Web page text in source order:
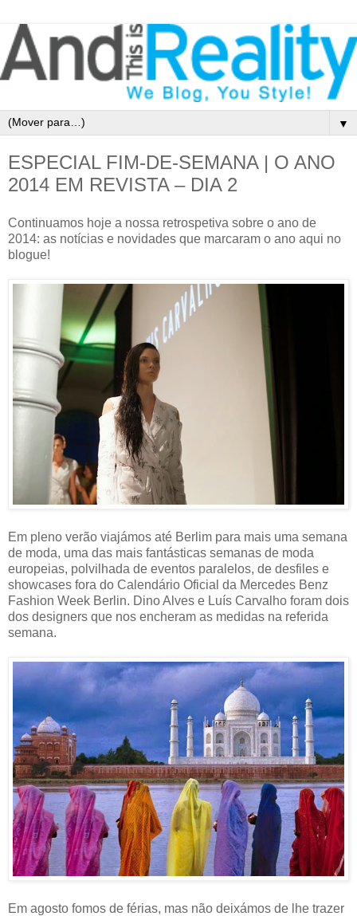
▼
ESPECIAL FIM-DE-SEMANA | O ANO
2014 EM REVISTA – DIA 2
Continuamos hoje a nossa retrospetiva sobre o ano de
2014: as notícias e novidades que marcaram o ano aqui no
blogue!
Em pleno verão viajámos até Berlim para mais uma semana
de moda, uma das mais fantásticas semanas de moda
europeias, polvilhada de eventos paralelos, de desfiles e
showcases fora do Calendário Oficial da Mercedes Benz
Fashion Week Berlin. Dino Alves e Luís Carvalho foram dois
dos designers que nos encheram as medidas na referida
semana.
Em agosto fomos de férias, mas não deixámos de lhe trazer